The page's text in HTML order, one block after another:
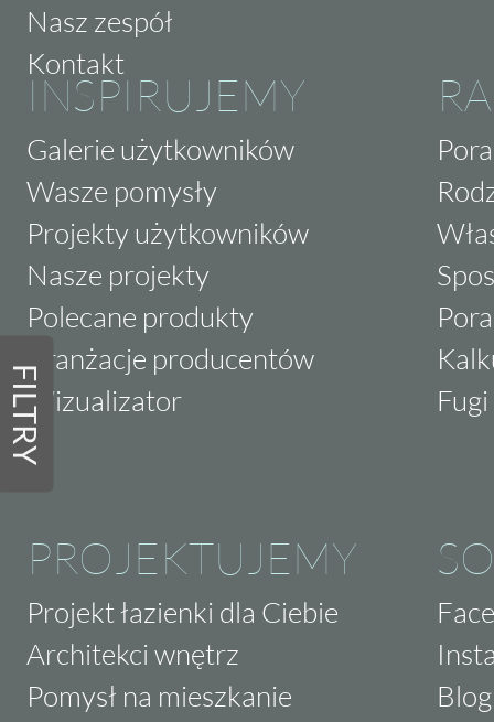
FILTRY
Nasz zespół
Kontakt
INSPIRUJEMY
Galerie użytkowników
Wasze pomysły
Projekty użytkowników
Nasze projekty
Polecane produkty
Aranżacje producentów
Wizualizator
PROJEKTUJEMY
Projekt łazienki dla Ciebie
Architekci wnętrz
Pomysł na mieszkanie
Blog